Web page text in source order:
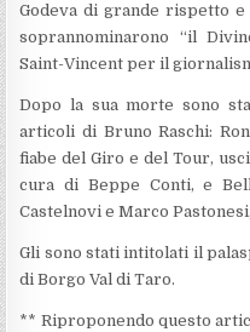
Godeva di grande rispetto
soprannominarono “il
Saint-Vincent per il
Dopo la sua morte sono
articoli di Bruno Raschi:
fiabe del Giro e del Tour,
cura di Beppe Conti, e
Castelnovi e Marco
Gli sono stati intitolati il
di Borgo Val di Taro.
** Riproponendo questo